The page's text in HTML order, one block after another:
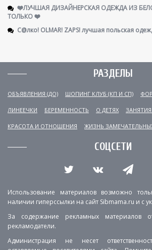
❤️ЛУЧШАЯ ДИЗАЙНЕРСКАЯ ОДЕЖДА ИЗ
ТОЛЬКО ❤️
С@лко! OLMAR! ZAPS! лучшая польская
РАЗДЕЛЫ
ОБЪЯВЛЕНИЯ (ДО) ШОПИНГ КЛУБ (КП И СП)
ЛИНЕЕЧКИ БЕРЕМЕННОСТЬ О ДЕТЯХ
КРАСОТА И ОТНОШЕНИЯ ЖИЗНЬ
СОЦСЕТИ
Использование материалов возможно
наличии гиперссылки на сайт Sibmama.ru и с
За содержание рекламных материалов
рекламодатели.
Администрация не несет